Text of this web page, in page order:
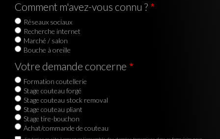
Comment m'avez-vous connu ?
Réseaux sociaux
Recherche internet
Marché / salon
Bouche à oreille
Votre demande concerne
Formation coutellerie
Stage couteau forgé
Stage couteau stock removal
Stage couteau pliant
Stage tire-bouchon
Achat/commande de couteau